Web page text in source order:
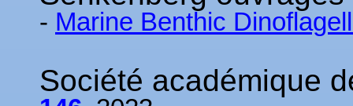
- Marine Benthic
Société académique